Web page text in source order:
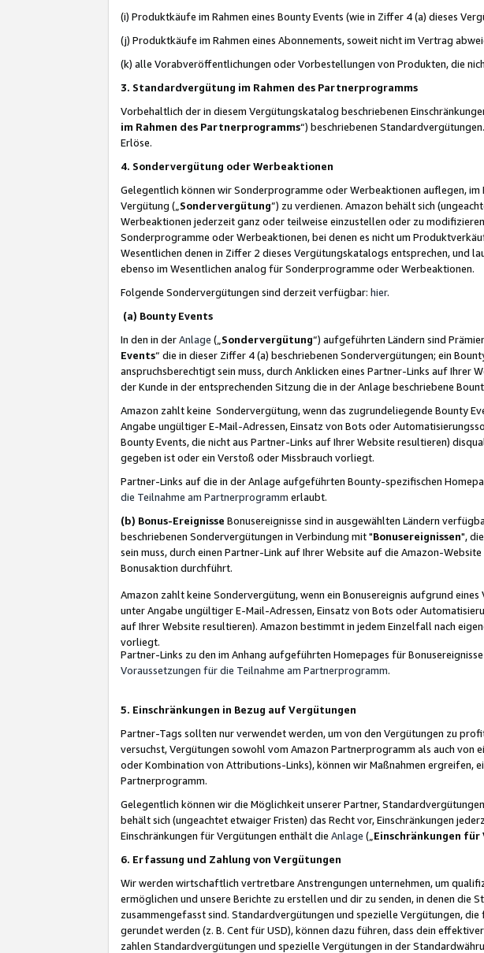
(i) Produktkäufe im Rahmen eines Bounty Events (wie in Ziffer 4 (a) dieses
(j) Produktkäufe im Rahmen eines Abonnements, soweit nicht im Vertrag
(k) alle Vorabveröffentlichungen oder Vorbestellungen von Produkten, die
3. Standardvergütung im Rahmen des Partnerprogramms
Vorbehaltlich der in diesem Vergütungskatalog beschriebenen
im Rahmen des Partnerprogramms“) beschriebenen
Erlöse.
4. Sondervergütung oder Werbeaktionen
Gelegentlich können wir Sonderprogramme oder Werbeaktionen auflegen,
Vergütung („ Sondervergütung”) zu verdienen. Amazon behält sich
Werbeaktionen jederzeit ganz oder teilweise einzustellen oder zu
Sonderprogramme oder Werbeaktionen, bei denen es nicht um
Wesentlichen denen in Ziffer 2 dieses Vergütungskatalogs entsprechen,
ebenso im Wesentlichen analog für Sonderprogramme oder Werbeaktionen.
Folgende Sondervergütungen sind derzeit verfügbar: hier.
(a) Bounty Events
In den in derAnlage („ Sondervergütung“) aufgeführten Ländern sind
Events“ die in dieser Ziffer 4 (a) beschriebenen Sondervergütungen; ein
anspruchsberechtigt sein muss, durch Anklicken eines Partner-Links auf
der Kunde in der entsprechenden Sitzung die in der Anlage beschriebene
Amazon zahlt keine Sondervergütung, wenn das zugrundeliegende Bounty
Angabe ungültiger E-Mail-Adressen, Einsatz von Bots oder
Bounty Events, die nicht aus Partner-Links auf Ihrer Website resultieren)
gegeben ist oder ein Verstoß oder Missbrauch vorliegt.
Partner-Links auf die in der Anlage aufgeführten Bounty-spezifischen
die Teilnahme am Partnerprogramm erlaubt.
(b) Bonus-Ereignisse Bonusereignisse sind in ausgewählten Ländern
beschriebenen Sondervergütungen in Verbindung mit "Bonusereignissen",
sein muss, durch einen Partner-Link auf Ihrer Website auf die Amazon-
Bonusaktion durchführt.
Amazon zahlt keine Sondervergütung, wenn ein Bonusereignis aufgrund
unter Angabe ungültiger E-Mail-Adressen, Einsatz von Bots oder
auf Ihrer Website resultieren). Amazon bestimmt in jedem Einzelfall nach
vorliegt.
Partner-Links zu den im Anhang aufgeführten Homepages für
Voraussetzungen für die Teilnahme am Partnerprogramm.
5. Einschränkungen in Bezug auf Vergütungen
Partner-Tags sollten nur verwendet werden, um von den Vergütungen zu
versuchst, Vergütungen sowohl vom Amazon Partnerprogramm als auch
oder Kombination von Attributions-Links), können wir Maßnahmen ergreifen,
Partnerprogramm.
Gelegentlich können wir die Möglichkeit unserer Partner,
behält sich (ungeachtet etwaiger Fristen) das Recht vor, Einschränkungen
Einschränkungen für Vergütungen enthält die Anlage („ Einschränkungen für
6. Erfassung und Zahlung von Vergütungen
Wir werden wirtschaftlich vertretbare Anstrengungen unternehmen, um
ermöglichen und unsere Berichte zu erstellen und dir zu senden, in denen
zusammengefasst sind. Standardvergütungen und spezielle Vergütungen,
gerundet werden (z. B. Cent für USD), können dazu führen, dass dein
zahlen Standardvergütungen und spezielle Vergütungen in der